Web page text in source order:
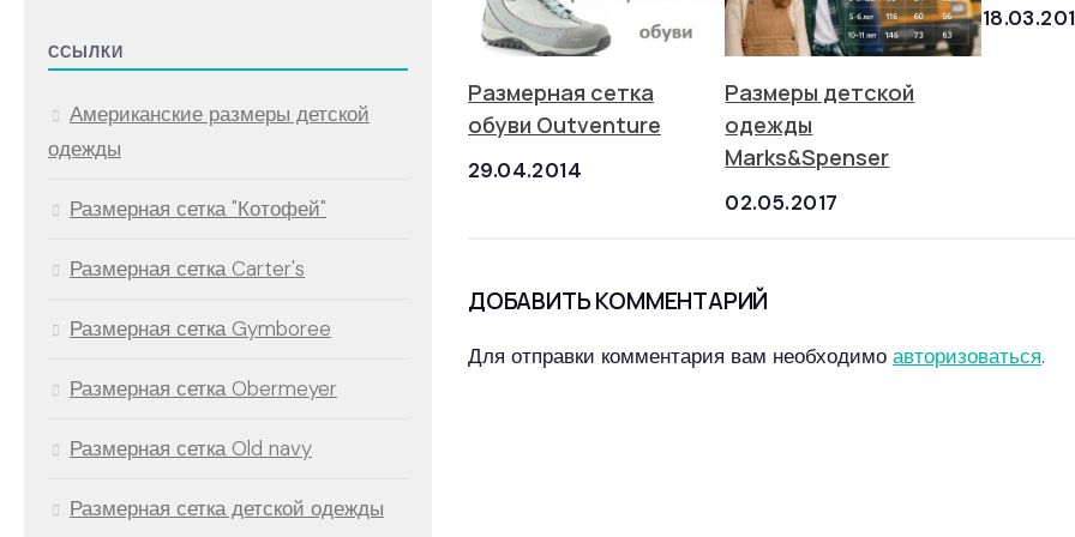
Размерная сетка
обуви Outventure
29.04.2014
Размеры детской
одежды
Marks&Spenser
02.05.2017
ДОБАВИТЬ КОММЕНТАРИЙ
Для отправки комментария вам необходимо авторизоваться.
ССЫЛКИ
Американские размеры детской
одежды
Размерная сетка "Котофей"
Размерная сетка Carter's
Размерная сетка Gymboree
Размерная сетка Obermeyer
Размерная сетка Old navy
Размерная сетка детской одежды